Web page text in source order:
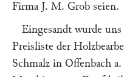
Firma J. M. Grob seien.
Eingesandt wurde
Preisliste der
Schmalz in Offenbach